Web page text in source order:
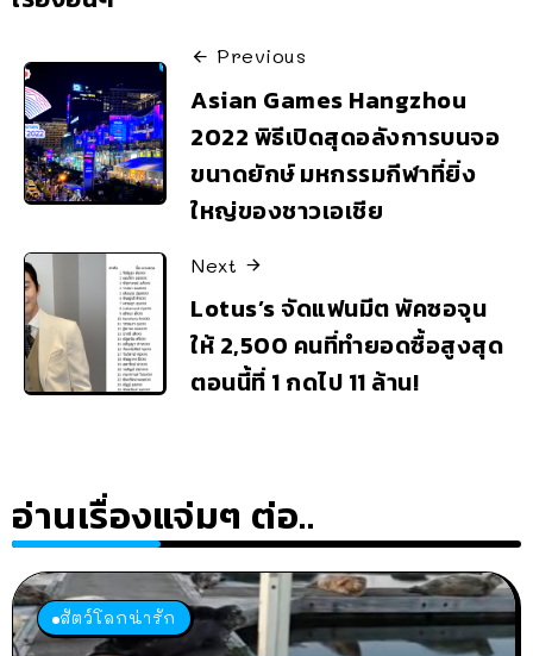
Previous
Asian Games Hangzhou
2022 พิธีเปิดสุดอลังการบนจอ
ขนาดยักษ์ มหกรรมกีฬาที่ยิ่ง
ใหญ่ของชาวเอเชีย
Next
Lotus’s จัดแฟนมีต พัคซอจุน
ให้ 2,500 คนที่ทำยอดซื้อสูงสุด
ตอนนี้ที่ 1 กดไป 11 ล้าน!
อ่านเรื่องแจ่มๆ ต่อ..
สัตว์โลกน่ารัก